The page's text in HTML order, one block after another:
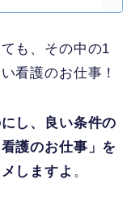
も、その中の1
看護のお仕事！
し、良い条件の
護のお仕事」を
しますよ 。